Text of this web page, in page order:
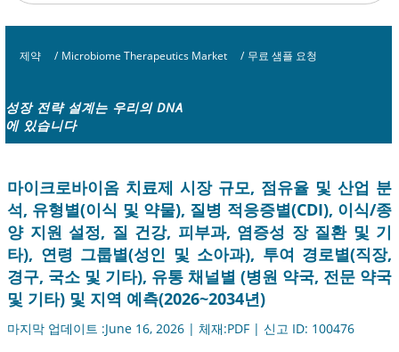
제약 / Microbiome Therapeutics Market / 무료 샘플 요청
성장 전략 설계는 우리의 DNA
에 있습니다
마이크로바이옴 치료제 시장 규모, 점유율 및 산업 분
석, 유형별(이식 및 약물), 질병 적응증별(CDI), 이식/종
양 지원 설정, 질 건강, 피부과, 염증성 장 질환 및 기
타), 연령 그룹별(성인 및 소아과), 투여 경로별(직장,
경구, 국소 및 기타), 유통 채널별 (병원 약국, 전문 약국
및 기타) 및 지역 예측(2026~2034년)
마지막 업데이트 :June 16, 2026 | 체재:PDF | 신고 ID: 100476